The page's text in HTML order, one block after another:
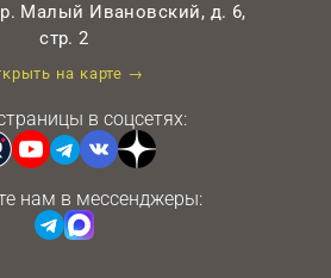
Малый Ивановский, д. 6,
стр. 2
на карте →
в соцсетях:
нам в мессенджеры: